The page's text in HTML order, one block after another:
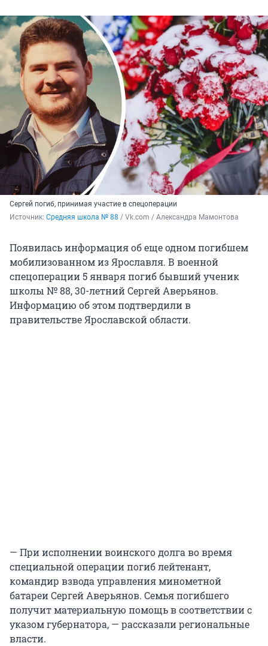
Сергей погиб, принимая участие в спецоперации
Источник: Средняя школа № 88 / Vk.com / Александра Мамонтова
Появилась информация об еще одном погибшем
мобилизованном из Ярославля. В военной
спецоперации 5 января погиб бывший ученик
школы № 88, 30-летний Сергей Аверьянов.
Информацию об этом подтвердили в
правительстве Ярославской области.
— При исполнении воинского долга во время
специальной операции погиб лейтенант,
командир взвода управления минометной
батареи Сергей Аверьянов. Семья погибшего
получит материальную помощь в соответствии с
указом губернатора, — рассказали региональные
власти.